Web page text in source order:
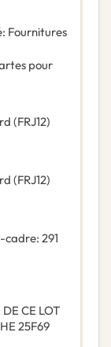
: Fournitures
pour
(FRJ12)
(FRJ12)
cadre: 291
CE LOT
25F69